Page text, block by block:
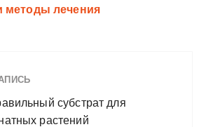
методы лечения
субстрат для
растений